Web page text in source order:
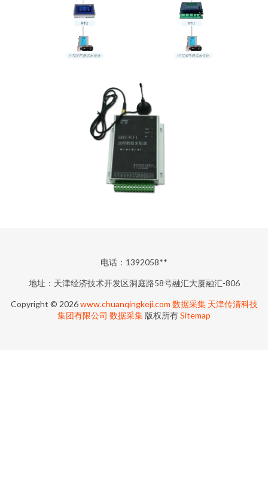
电话：1392058**
地址：天津经济技术开发区洞庭路58号融汇大厦融汇-806
Copyright © 2026www.chuanqingkeji.com 数据采集 天津传清科技
集团有限公司 数据采集 版权所有Sitemap